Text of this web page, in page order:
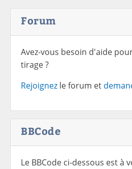
Forum
Avez-vous besoin d'aide
tirage ?
Rejoignez le forum et
BBCode
Le BBCode ci-dessous est à